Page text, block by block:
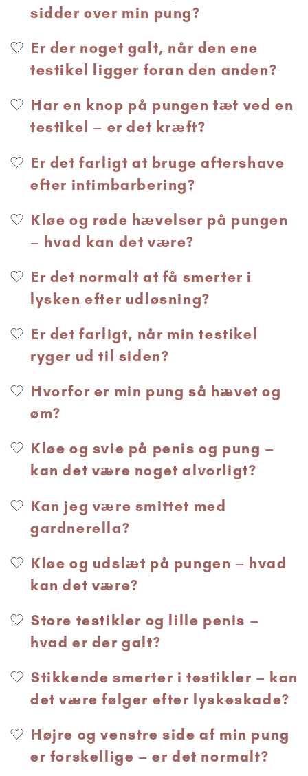
sidder over min pung?
Er der noget galt, når den ene
testikel ligger foran den anden?
Har en knop på pungen tæt ved en
testikel – er det kræft?
Er det farligt at bruge aftershave
efter intimbarbering?
Kløe og røde hævelser på pungen
– hvad kan det være?
Er det normalt at få smerter i
lysken efter udløsning?
Er det farligt, når min testikel
ryger ud til siden?
Hvorfor er min pung så hævet og
øm?
Kløe og svie på penis og pung –
kan det være noget alvorligt?
Kan jeg være smittet med
gardnerella?
Kløe og udslæt på pungen – hvad
kan det være?
Store testikler og lille penis –
hvad er der galt?
Stikkende smerter i testikler – kan
det være følger efter lyskeskade?
Højre og venstre side af min pung
er forskellige – er det normalt?